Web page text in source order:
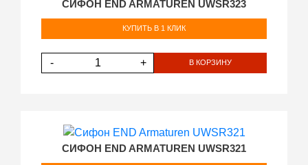
СИФОН END ARMATUREN UWSR323
КУПИТЬ В 1 КЛИК
- + В КОРЗИНУ
СИФОН END ARMATUREN UWSR321